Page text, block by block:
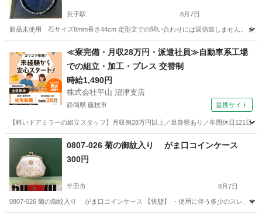
荒子駅 8月7日
新品未使用 石サイズ8mm長さ44cm 定型文での問い合わせには返信致しません。 必
荒子駅 アクセサリー
≪寮完備・月収28万円・派遣社員≫自動車系工場
での組立・加工・プレス 交替制
時給1,490円
株式会社平山 沼津支店
静岡県 藤枝市 提携サイト
【軽いドアミラーの組立スタッフ】月収例28万円以上／単身寮あり／年間休日121
静岡 藤枝市
0807-026 菊の御紋入り がま口コインケース
300円
半田市 8月7日
0807-026 菊の御紋入り がま口コインケース 【状態】 ・使用に伴う多少のスレ、キ